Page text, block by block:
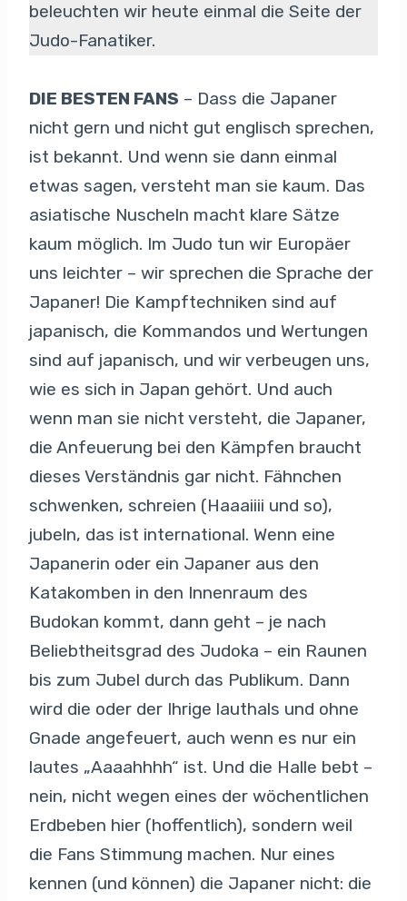
beleuchten wir heute einmal die Seite der
Judo-Fanatiker.
DIE BESTEN FANS – Dass die Japaner
nicht gern und nicht gut englisch sprechen,
ist bekannt. Und wenn sie dann einmal
etwas sagen, versteht man sie kaum. Das
asiatische Nuscheln macht klare Sätze
kaum möglich. Im Judo tun wir Europäer
uns leichter – wir sprechen die Sprache der
Japaner! Die Kampftechniken sind auf
japanisch, die Kommandos und Wertungen
sind auf japanisch, und wir verbeugen uns,
wie es sich in Japan gehört. Und auch
wenn man sie nicht versteht, die Japaner,
die Anfeuerung bei den Kämpfen braucht
dieses Verständnis gar nicht. Fähnchen
schwenken, schreien (Haaaiiii und so),
jubeln, das ist international. Wenn eine
Japanerin oder ein Japaner aus den
Katakomben in den Innenraum des
Budokan kommt, dann geht – je nach
Beliebtheitsgrad des Judoka – ein Raunen
bis zum Jubel durch das Publikum. Dann
wird die oder der Ihrige lauthals und ohne
Gnade angefeuert, auch wenn es nur ein
lautes „Aaaahhhh“ ist. Und die Halle bebt –
nein, nicht wegen eines der wöchentlichen
Erdbeben hier (hoffentlich), sondern weil
die Fans Stimmung machen. Nur eines
kennen (und können) die Japaner nicht: die